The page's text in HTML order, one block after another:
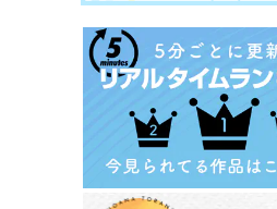
The Lynx and the Bear
500マイル
629円（税込）
尾形百之助×杉元佐一
サンプル カート